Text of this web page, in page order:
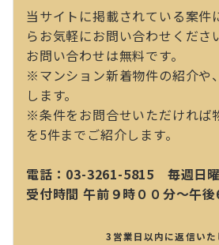
当サイトに掲載されている案件
らお気軽にお問い合わせくださ
お問い合わせは無料です。
※マンション新着物件の紹介や
します。
※条件をお問合せいただければ
を5件までご紹介します。
電話：03-3261-5815 毎週日
受付時間 午前９時００分～午
3営業日以内に返信いた